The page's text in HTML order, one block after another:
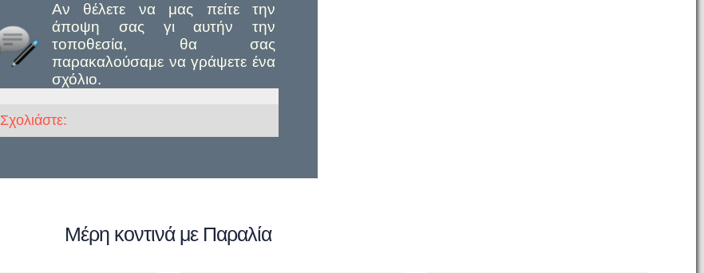
Αν θέλετε να μας πείτε την
άποψη σας γι αυτήν την
τοποθεσία, θα σας
παρακαλούσαμε να γράψετε ένα
σχόλιο.
Σχολιάστε:
Μέρη κοντινά με Παραλία